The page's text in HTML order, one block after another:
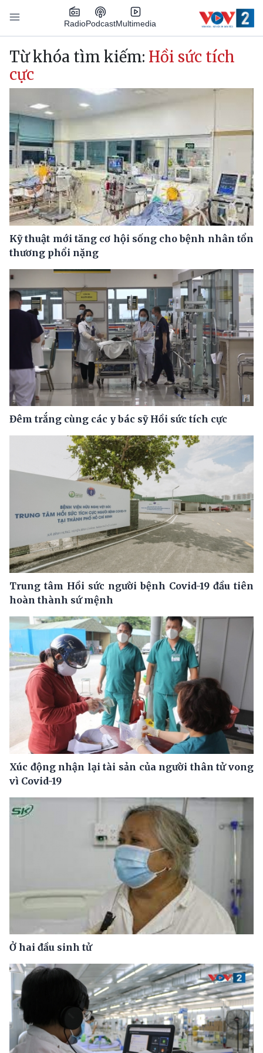
Nhảy đến nội dung
RadioPodcastMultimedia
Main navigation
Từ khóa tìm kiếm: Hồi sức tích
cực
Kỹ thuật mới tăng cơ hội sống cho bệnh nhân tổn
thương phổi nặng
Đêm trắng cùng các y bác sỹ Hồi sức tích cực
Trung tâm Hồi sức người bệnh Covid-19 đầu tiên
hoàn thành sứ mệnh
Xúc động nhận lại tài sản của người thân tử vong
vì Covid-19
Ở hai đầu sinh tử